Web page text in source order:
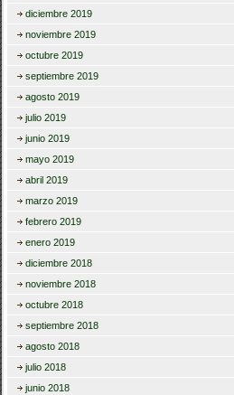
diciembre 2019
noviembre 2019
octubre 2019
septiembre 2019
agosto 2019
julio 2019
junio 2019
mayo 2019
abril 2019
marzo 2019
febrero 2019
enero 2019
diciembre 2018
noviembre 2018
octubre 2018
septiembre 2018
agosto 2018
julio 2018
junio 2018